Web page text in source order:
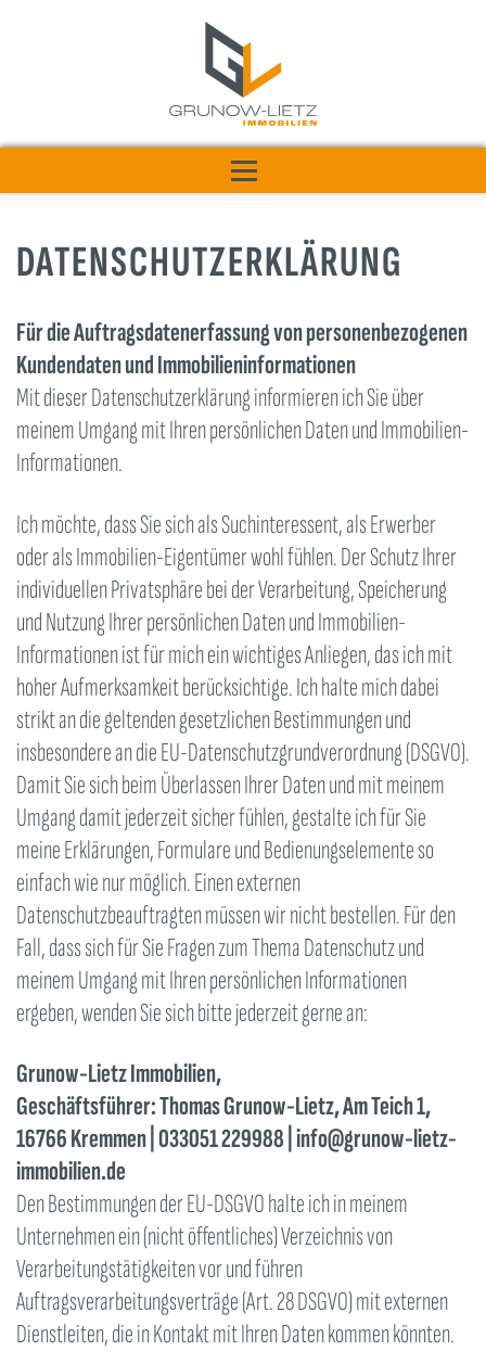
Menü
IMMOBILIENANGEBOTE
LEISTUNGEN
WISSENSWERTES
RATGEBER
KONTAKT
DATENSCHUTZERKLÄRUNG
Für die Auftragsdatenerfassung von personenbezogenen
Kundendaten und Immobilieninformationen
Mit dieser Datenschutzerklärung informieren ich Sie über
meinem Umgang mit Ihren persönlichen Daten und Immobilien-
Informationen.
Ich möchte, dass Sie sich als Suchinteressent, als Erwerber
oder als Immobilien-Eigentümer wohl fühlen. Der Schutz Ihrer
individuellen Privatsphäre bei der Verarbeitung, Speicherung
und Nutzung Ihrer persönlichen Daten und Immobilien-
Informationen ist für mich ein wichtiges Anliegen, das ich mit
hoher Aufmerksamkeit berücksichtige. Ich halte mich dabei
strikt an die geltenden gesetzlichen Bestimmungen und
insbesondere an die EU-Datenschutzgrundverordnung (DSGVO).
Damit Sie sich beim Überlassen Ihrer Daten und mit meinem
Umgang damit jederzeit sicher fühlen, gestalte ich für Sie
meine Erklärungen, Formulare und Bedienungselemente so
einfach wie nur möglich. Einen externen
Datenschutzbeauftragten müssen wir nicht bestellen. Für den
Fall, dass sich für Sie Fragen zum Thema Datenschutz und
meinem Umgang mit Ihren persönlichen Informationen
ergeben, wenden Sie sich bitte jederzeit gerne an:
Grunow-Lietz Immobilien,
Geschäftsführer: Thomas Grunow-Lietz, Am Teich 1,
16766 Kremmen | 033051 229988 | info@grunow-lietz-
immobilien.de
Den Bestimmungen der EU-DSGVO halte ich in meinem
Unternehmen ein (nicht öffentliches) Verzeichnis von
Verarbeitungstätigkeiten vor und führen
Auftragsverarbeitungsverträge (Art. 28 DSGVO) mit externen
Dienstleiten, die in Kontakt mit Ihren Daten kommen könnten.